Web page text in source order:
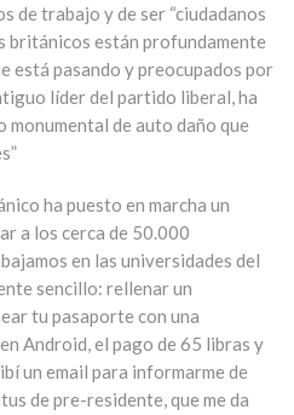
de trabajo y de ser “ciudadanos
británicos están profundamente
está pasando y preocupados por
líder del partido liberal, ha
de auto daño que
ha puesto en marcha un
a los cerca de 50.000
en las universidades del
sencillo: rellenar un
tu pasaporte con una
Android, el pago de 65 libras y
un email para informarme de
de pre-residente, que me da